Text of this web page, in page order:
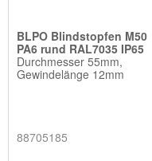
BLPO Blindstopfen M50
PA6 rund RAL7035 IP65
Durchmesser 55mm,
Gewindelänge 12mm
88705185